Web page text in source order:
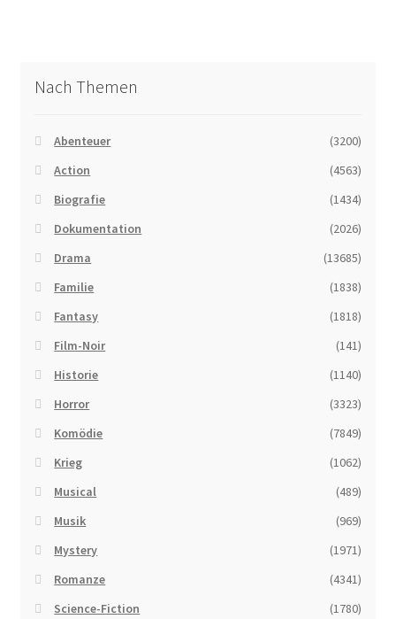
Nach Themen
Abenteuer
(3200)
Action
(4563)
Biografie
(1434)
Dokumentation
(2026)
Drama
(13685)
Familie
(1838)
Fantasy
(1818)
Film-Noir
(141)
Historie
(1140)
Horror
(3323)
Komödie
(7849)
Krieg
(1062)
Musical
(489)
Musik
(969)
Mystery
(1971)
Romanze
(4341)
Science-Fiction
(1780)